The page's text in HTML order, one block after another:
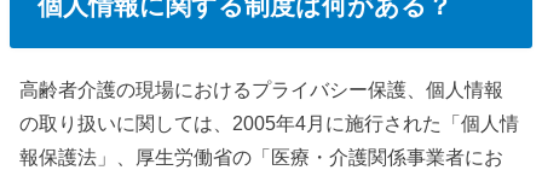
個人情報に関する制度は何がある？
高齢者介護の現場におけるプライバシー保護、個人情報
の取り扱いに関しては、2005年4月に施行された「個人情
報保護法」、厚生労働省の「医療・介護関係事業者にお